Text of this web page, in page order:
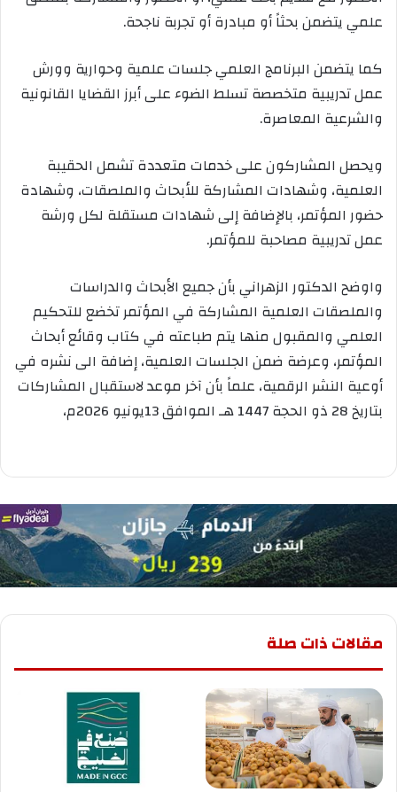
علمي يتضمن بحثاً أو مبادرة أو تجربة ناجحة.
كما يتضمن البرنامج العلمي جلسات علمية وحوارية وورش
عمل تدريبية متخصصة تسلط الضوء على أبرز القضايا القانونية
والشرعية المعاصرة.
ويحصل المشاركون على خدمات متعددة تشمل الحقيبة
العلمية، وشهادات المشاركة للأبحاث والملصقات، وشهادة
حضور المؤتمر، بالإضافة إلى شهادات مستقلة لكل ورشة
عمل تدريبية مصاحبة للمؤتمر.
واوضح الدكتور الزهراني بأن جميع الأبحاث والدراسات
والملصقات العلمية المشاركة في المؤتمر تخضع للتحكيم
العلمي والمقبول منها يتم طباعته في كتاب وقائع أبحاث
المؤتمر، وعرضة ضمن الجلسات العلمية، إضافة الى نشره في
أوعية النشر الرقمية، علماً بأن آخر موعد لاستقبال المشاركات
بتاريخ 28 ذو الحجة 1447 هـ الموافق 13يونيو 2026م،
مقالات ذات صلة